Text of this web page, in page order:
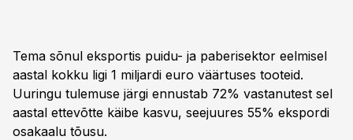
Tema sõnul eksportis puidu- ja paberisektor eelmisel
aastal kokku ligi 1 miljardi euro väärtuses tooteid.
Uuringu tulemuse järgi ennustab 72% vastanutest sel
aastal ettevõtte käibe kasvu, seejuures 55% ekspordi
osakaalu tõusu.